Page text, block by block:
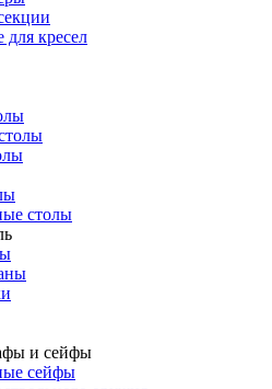
кресел
столы
и сейфы
сейфы